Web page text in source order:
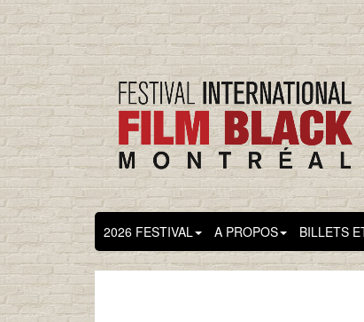
2026 FESTIVAL A PROPOS BILLETS